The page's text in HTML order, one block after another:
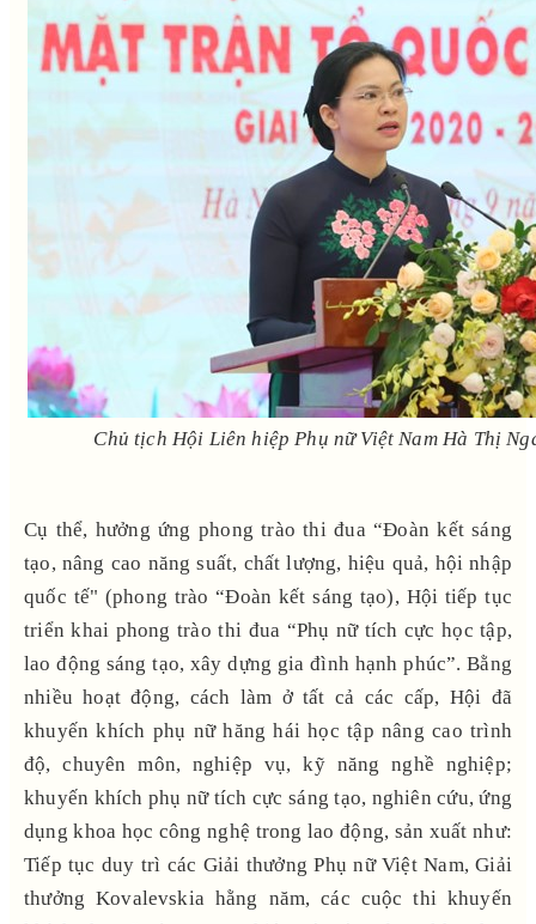
Chủ tịch Hội Liên hiệp Phụ nữ Việt Nam Hà Thị
Cụ thể, hưởng ứng phong trào thi đua “Đoàn kết sáng
tạo, nâng cao năng suất, chất lượng, hiệu quả, hội nhập
quốc tế" (phong trào “Đoàn kết sáng tạo), Hội tiếp tục
triển khai phong trào thi đua “Phụ nữ tích cực học tập,
lao động sáng tạo, xây dựng gia đình hạnh phúc”. Bằng
nhiều hoạt động, cách làm ở tất cả các cấp, Hội đã
khuyến khích phụ nữ hăng hái học tập nâng cao trình
độ, chuyên môn, nghiệp vụ, kỹ năng nghề nghiệp;
khuyến khích phụ nữ tích cực sáng tạo, nghiên cứu, ứng
dụng khoa học công nghệ trong lao động, sản xuất như:
Tiếp tục duy trì các Giải thưởng Phụ nữ Việt Nam, Giải
thưởng Kovalevskia hằng năm, các cuộc thi khuyến